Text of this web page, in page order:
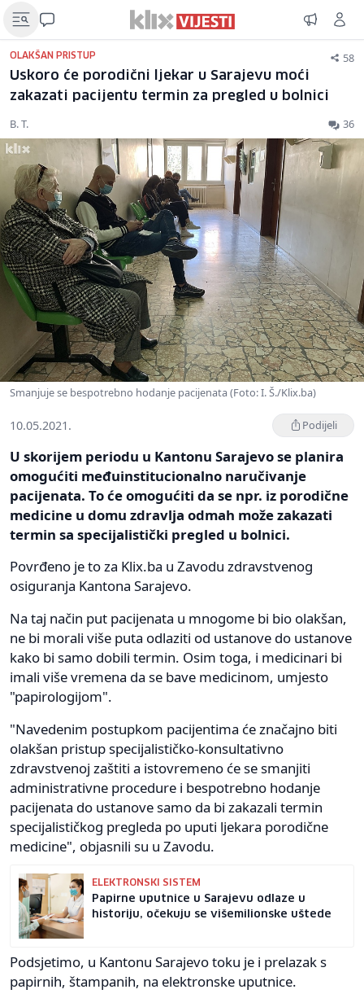
OLAKŠAN PRISTUP 58
Uskoro će porodični ljekar u Sarajevu moći
zakazati pacijentu termin za pregled u bolnici
B. T. 36
Smanjuje se bespotrebno hodanje pacijenata (Foto: I. Š./Klix.ba)
10.05.2021. Podijeli
U skorijem periodu u Kantonu Sarajevo se planira
omogućiti međuinstitucionalno naručivanje
pacijenata. To će omogućiti da se npr. iz porodične
medicine u domu zdravlja odmah može zakazati
termin sa specijalistički pregled u bolnici.
Povrđeno je to za Klix.ba u Zavodu zdravstvenog
osiguranja Kantona Sarajevo.
Na taj način put pacijenata u mnogome bi bio olakšan,
ne bi morali više puta odlaziti od ustanove do ustanove
kako bi samo dobili termin. Osim toga, i medicinari bi
imali više vremena da se bave medicinom, umjesto
"papirologijom".
"Navedenim postupkom pacijentima će značajno biti
olakšan pristup specijalističko-konsultativno
zdravstvenoj zaštiti a istovremeno će se smanjiti
administrativne procedure i bespotrebno hodanje
pacijenata do ustanove samo da bi zakazali termin
specijalističkog pregleda po uputi ljekara porodične
medicine", objasnili su u Zavodu.
ELEKTRONSKI SISTEM
Papirne uputnice u Sarajevu odlaze u
historiju, očekuju se višemilionske uštede
Podsjetimo, u Kantonu Sarajevo toku je i prelazak s
papirnih, štampanih, na elektronske uputnice.